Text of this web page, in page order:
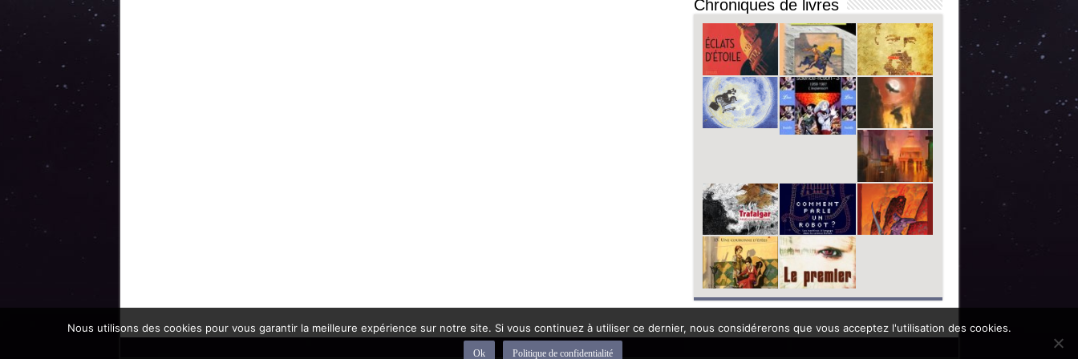
Chroniques de livres
Nous utilisons des cookies pour vous garantir la meilleure expérience sur notre site. Si vous continuez à utiliser ce dernier, nous considérerons que vous acceptez l'utilisation des cookies.
Ok Politique de confidentialité